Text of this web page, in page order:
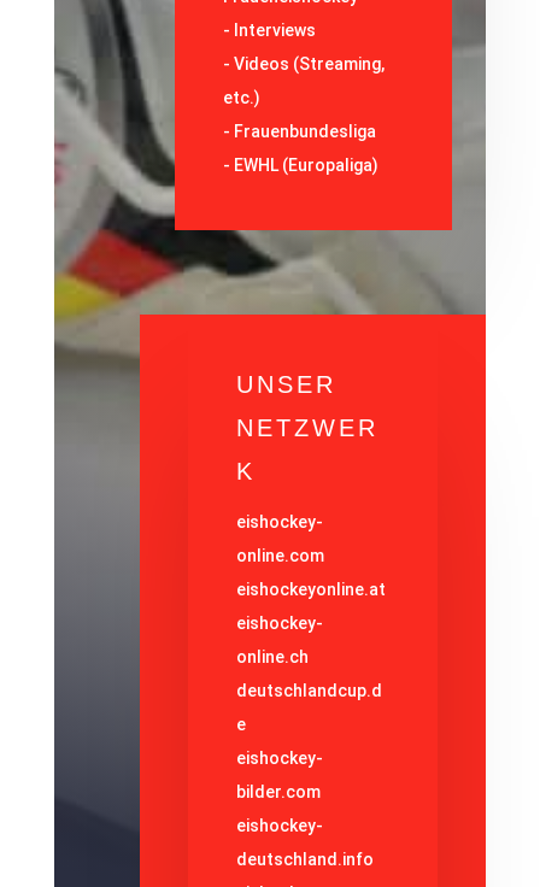
- Interviews
-Videos (Streaming,
etc.)
- Frauenbundesliga
- EWHL (Europaliga)
UNSER
NETZWER
K
eishockey-
online.com
eishockeyonline.at
eishockey-
online.ch
deutschlandcup.d
e
eishockey-
bilder.com
eishockey-
deutschland.info